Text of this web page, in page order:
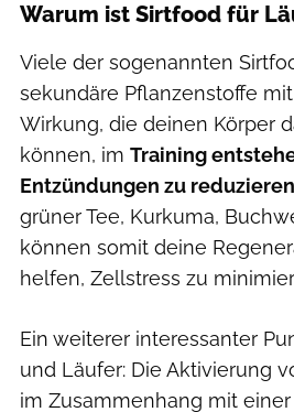
Warum ist Sirtfood für
Viele der sogenannten
sekundäre Pflanzenstoffe
Wirkung, die deinen Körper
können, im Training
Entzündungen zu
grüner Tee, Kurkuma,
können somit deine
helfen, Zellstress zu
Ein weiterer interessanter
und Läufer: Die Aktivierung
im Zusammenhang mit einer